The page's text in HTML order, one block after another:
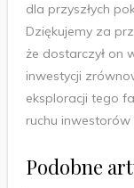
dla przyszłych
Dziękujemy za
że dostarczył on
inwestycji
eksploracji tego
ruchu
Podobne